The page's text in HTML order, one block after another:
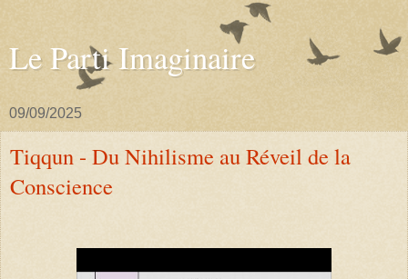
Le Parti Imaginaire
09/09/2025
Tiqqun - Du Nihilisme au Réveil de la
Conscience